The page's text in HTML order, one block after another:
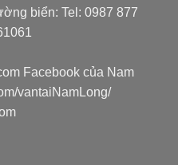
biển: Tel: 0987 877
Facebook của Nam
vantaiNamLong/